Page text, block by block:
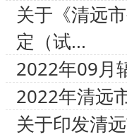
关于《清远
定（试...
2022年09月
2022年清远
关于印发清